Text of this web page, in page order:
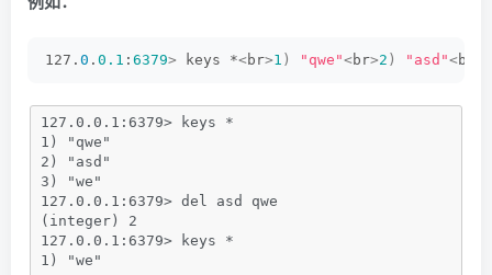
127. 0 . 0.1 : 6379> keys *<br>1 ) "qwe"<br>2 ) "asd"<br
127.0.0.1:6379> keys *
1) "qwe"
2) "asd"
3) "we"
127.0.0.1:6379> del asd qwe
(integer) 2
127.0.0.1:6379> keys *
1) "we"